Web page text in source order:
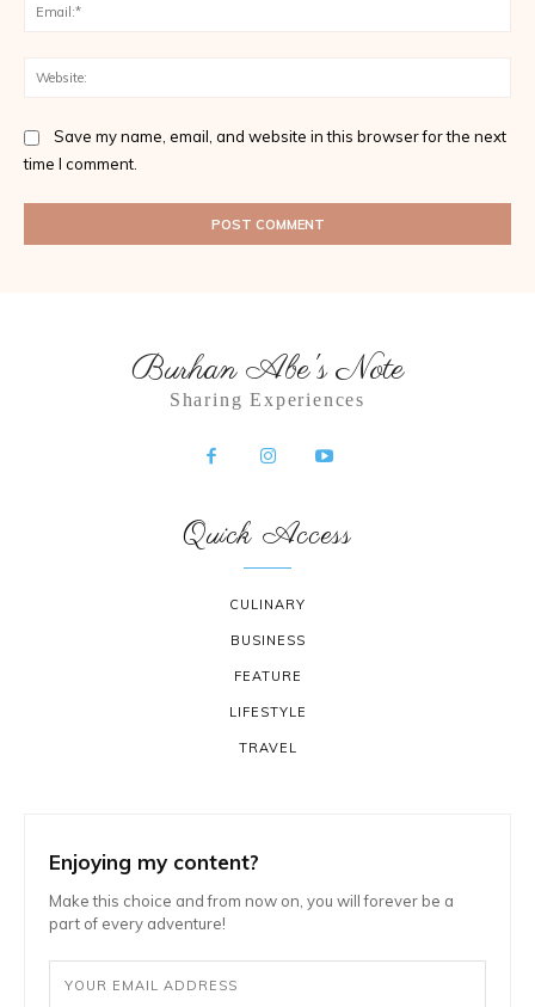
Save my name, email, and website in this browser for the next
time I comment.
Burhan Abe's Note
Sharing Experiences
Quick Access
CULINARY
BUSINESS
FEATURE
LIFESTYLE
TRAVEL
Enjoying my content?
Make this choice and from now on, you will forever be a
part of every adventure!